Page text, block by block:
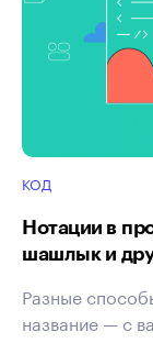
КОД
Нотации в
шашлык и
Разные
название — с